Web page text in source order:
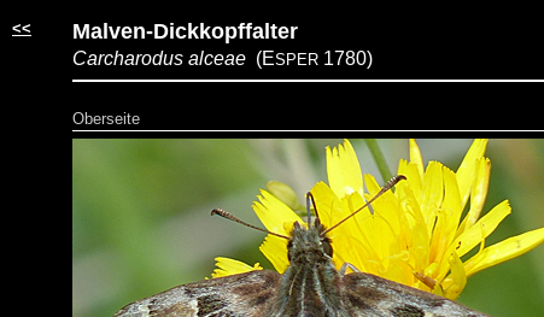
<< Malven-Dickkopffalter
Carcharodus alceae (ESPER 1780)
Oberseite